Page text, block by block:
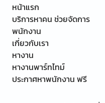
หน้าแรก
บริการหาคน ช่วยจัดการ
พนักงาน
เกี่ยวกับเรา
หางาน
หางานพาร์ทไทม์
ประกาศหาพนักงาน ฟรี